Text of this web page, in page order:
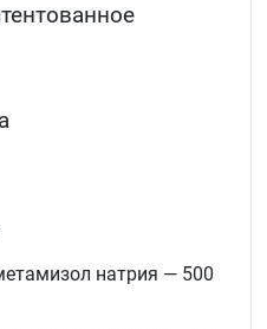
натрия — 500